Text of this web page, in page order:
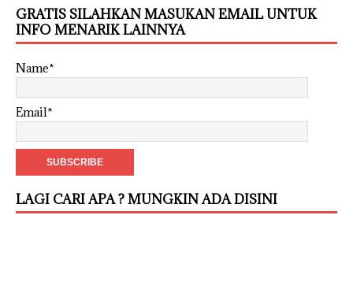
GRATIS SILAHKAN MASUKAN EMAIL UNTUK
INFO MENARIK LAINNYA
Name*
Email*
LAGI CARI APA ? MUNGKIN ADA DISINI